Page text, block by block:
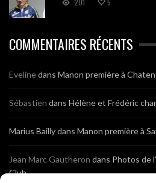
201 5
COMMENTAIRES RÉCENTS
Evelinedans Manon première à
Sébastien dans Hélène et Frédéric
Marius Baillydans Manon première à
Jean Marc Gautheron dans Photos de
Club